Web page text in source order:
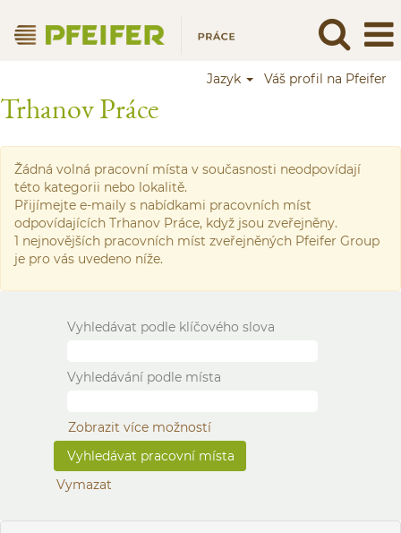
Jazyk Váš profil na Pfeifer
Trhanov Práce
Žádná volná pracovní místa v současnosti neodpovídají
této kategorii nebo lokalitě.
Přijímejte e-maily s nabídkami pracovních míst
odpovídajících Trhanov Práce, když jsou zveřejněny.
1 nejnovějších pracovních míst zveřejněných Pfeifer Group
je pro vás uvedeno níže.
Vyhledávat podle klíčového slova
Vyhledávání podle místa
Zobrazit více možností
Vymazat